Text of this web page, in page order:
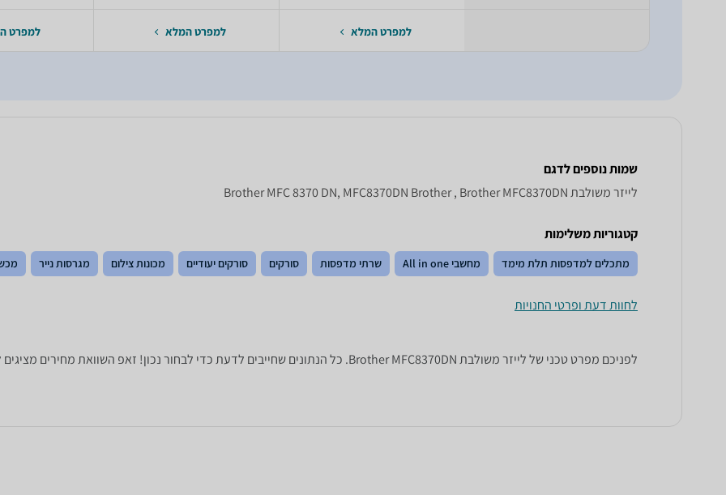
למפרט המלא למפרט המלא למפרט
שמות נוספים לדגם
‏לייזר ‏משולבת Brother MFC 8370 DN, MFC8370DN Brother , Brother MFC8370DN
קטגוריות משלימות
מתכלים למדפסות תלת מימד מחשבי All in one שרתי מדפסות סורקים סורקים יעודיים מכונות צילום מגרסות נייר
לחוות דעת ופרטי החנויות
לפניכם מפרט טכני של ‏לייזר ‏משולבת Brother MFC8370DN. כל הנתונים שחייבים לדעת כדי לבחור נכון! זאפ השוואת מחירים מציגים לכם את כל המידע שעוזר לכם להשוות.